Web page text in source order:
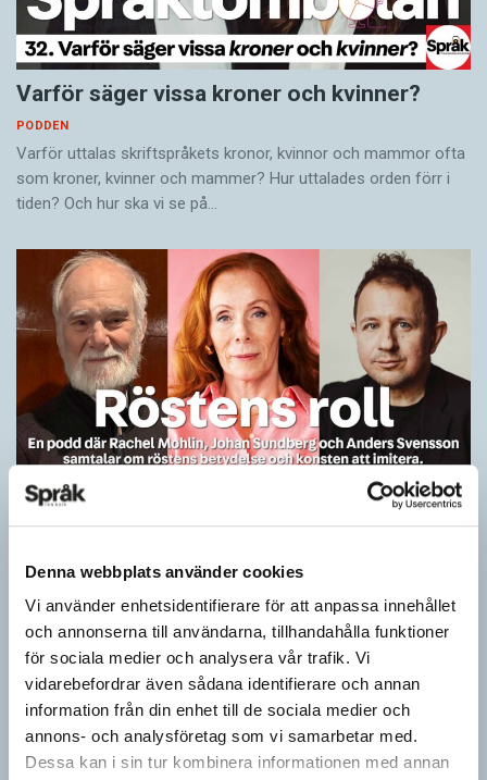
Denna webbplats använder cookies
Vi använder enhetsidentifierare för att anpassa innehållet
och annonserna till användarna, tillhandahålla funktioner
för sociala medier och analysera vår trafik. Vi
vidarebefordrar även sådana identifierare och annan
information från din enhet till de sociala medier och
annons- och analysföretag som vi samarbetar med.
Dessa kan i sin tur kombinera informationen med annan
Varför säger vissa kroner och kvinner?
PODDEN
Varför uttalas skriftspråkets kronor, kvinnor och mammor ofta
som kroner, kvinner och mammer? Hur uttalades orden förr i
tiden? Och hur ska vi se på…
Rachel Mohlin om imitationer och röstens
Hur gör Rachel Mohlin när hon imiterar Gudrun Schyman, Anna
Anka, Gunnar Strömmer och Liza Marklund? Vad är det som
behövs för att en imitation…